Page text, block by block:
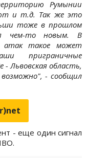
Румынии
и т.д. Так же это
тоже в прошлом
чем-то новым. В
атак такое может
приграничные
Львовская область,
- сообщил
- еще один сигнал